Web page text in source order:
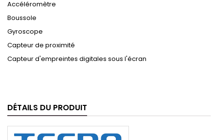
Accéléromètre
Boussole
Gyroscope
Capteur de proximité
Capteur d'empreintes digitales sous l'écran
DÉTAILS DU PRODUIT